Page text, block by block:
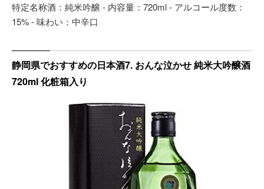
特定名称酒：純米吟醸 - 内容量：720ml - アルコール度数：
15% - 味わい：‎中辛口
静岡県でおすすめの日本酒7. おんな泣かせ 純米大吟醸酒
720ml 化粧箱入り